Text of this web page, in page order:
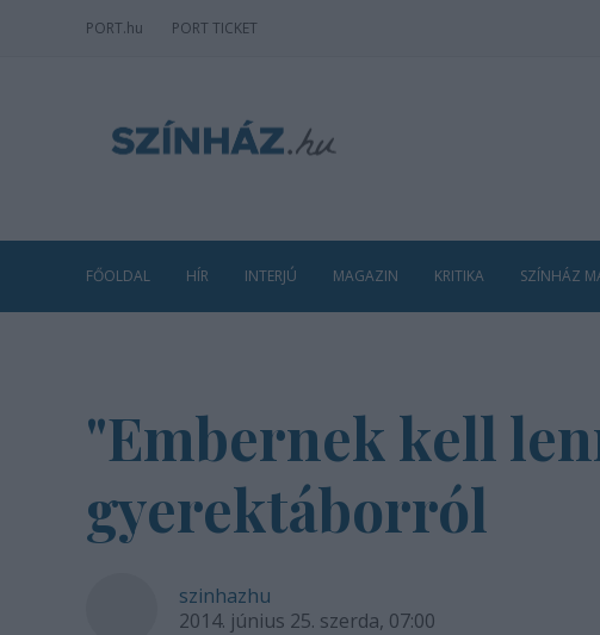
PORT.hu PORT TICKET
FŐOLDAL HÍR INTERJÚ MAGAZIN KRITIKA SZÍNHÁZ
"Embernek kell
gyerektáborról
szinhazhu
2014. június 25. szerda, 07:00